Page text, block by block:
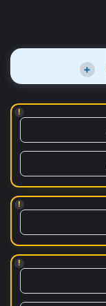
+
!
!
!